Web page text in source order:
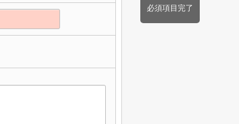
必須項目完了